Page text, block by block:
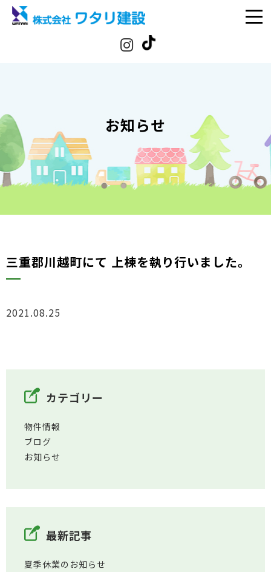
お知らせ
三重郡川越町にて 上棟を執り行いました。
2021.08.25
カテゴリー
物件情報
ブログ
お知らせ
最新記事
夏季休業のお知らせ